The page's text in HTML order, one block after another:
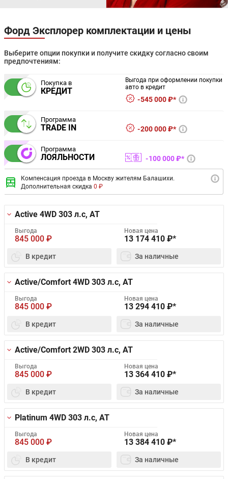
Форд Эксплорер комплектации и цены
Выберите опции покупки и получите скидку согласно своим
предпочтениям:
Покупка в
КРЕДИТ
Выгода при оформлении покупки
авто в кредит
545 000 ₽*
Программа
TRADE IN 200 000 ₽*
Программа
ЛОЯЛЬНОСТИ 100 000 ₽*
Компенсация проезда в Москву жителям Балашихи.
Дополнительная скидка 0 ₽
Active 4WD 303 л.с, AT
Выгода
845 000 ₽
Новая цена
13 174 410 ₽*
В кредит За наличные
Active/Comfort 4WD 303 л.с, AT
Выгода
845 000 ₽
Новая цена
13 294 410 ₽*
В кредит За наличные
Active/Comfort 2WD 303 л.с, AT
Выгода
845 000 ₽
Новая цена
13 364 410 ₽*
В кредит За наличные
Platinum 4WD 303 л.с, AT
Выгода
845 000 ₽
Новая цена
13 384 410 ₽*
В кредит За наличные